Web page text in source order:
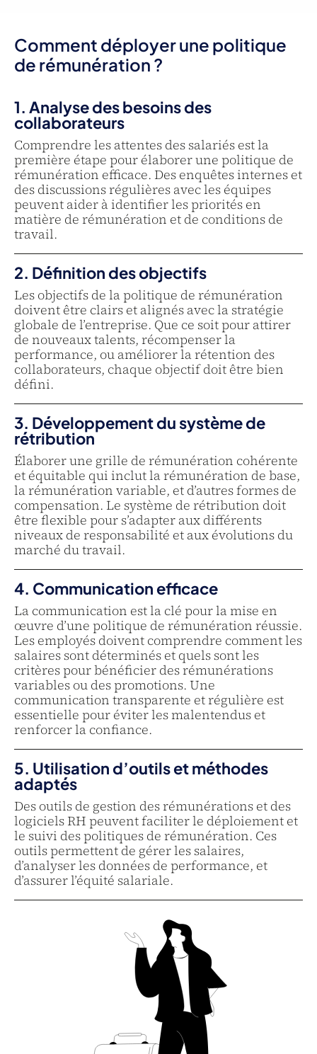
Comment déployer une politique
de rémunération ?
1. Analyse des besoins des
collaborateurs
Comprendre les attentes des salariés est la
première étape pour élaborer une politique de
rémunération efficace. Des enquêtes internes et
des discussions régulières avec les équipes
peuvent aider à identifier les priorités en
matière de rémunération et de conditions de
travail.
2. Définition des objectifs
Les objectifs de la politique de rémunération
doivent être clairs et alignés avec la stratégie
globale de l’entreprise. Que ce soit pour attirer
de nouveaux talents, récompenser la
performance, ou améliorer la rétention des
collaborateurs, chaque objectif doit être bien
défini.
3. Développement du système de
rétribution
Élaborer une grille de rémunération cohérente
et équitable qui inclut la rémunération de base,
la rémunération variable, et d’autres formes de
compensation. Le système de rétribution doit
être flexible pour s’adapter aux différents
niveaux de responsabilité et aux évolutions du
marché du travail.
4. Communication efficace
La communication est la clé pour la mise en
œuvre d’une politique de rémunération réussie.
Les employés doivent comprendre comment les
salaires sont déterminés et quels sont les
critères pour bénéficier des rémunérations
variables ou des promotions. Une
communication transparente et régulière est
essentielle pour éviter les malentendus et
renforcer la confiance.
5. Utilisation d’outils et méthodes
adaptés
Des outils de gestion des rémunérations et des
logiciels RH peuvent faciliter le déploiement et
le suivi des politiques de rémunération. Ces
outils permettent de gérer les salaires,
d’analyser les données de performance, et
d’assurer l’équité salariale.